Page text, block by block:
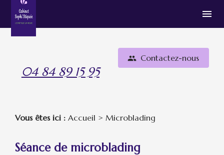
menu
04 84 89 15 95
people Contactez-nous
Vous êtes ici : Accueil > Microblading
Séance de microblading
Panneau de gestion des cookies